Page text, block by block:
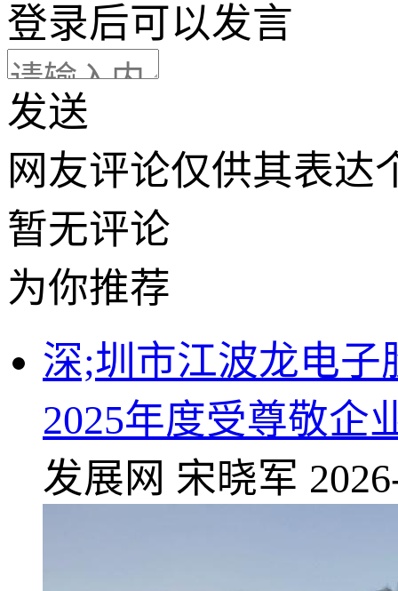
登录后可以发言
发送
网友评论仅供其表达
暂无评论
为你推荐
深;圳市江波龙电
2025年度受尊敬企
发展网 宋晓军